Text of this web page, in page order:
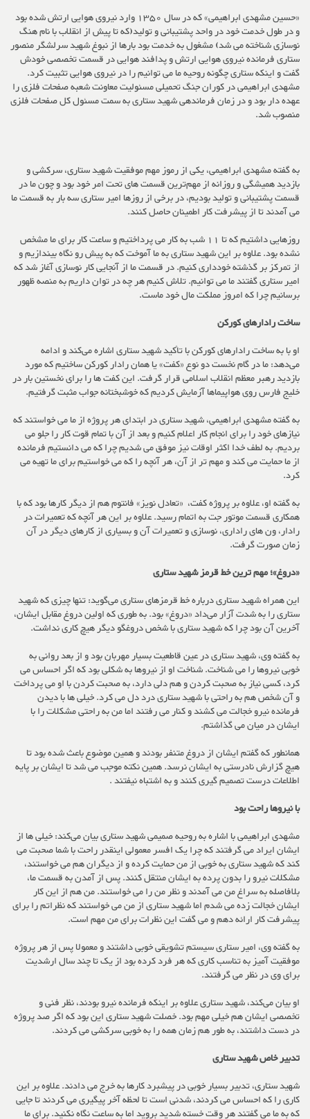
«حسین مشهدی ابراهیمی» که در سال 1350 وارد نیروی هوایی ارتش شده بود
و در طول خدمت خود در واحد پشتیبانی و تولید(که تا پیش از انقلاب با نام هنگ
نوسازی شناخته می شد) مشغول به خدمت بود بارها از نبوغ شهید سرلشگر منصور
ستاری فرمانده نیروی هوایی ارتش و پدافند هوایی در قسمت تخصصی خودش
گفت و اینکه ستاری چگونه روحیه ما می توانیم را در نیروی هوایی تثبیت کرد.
مشهدی ابراهیمی در کوران جنگ تحمیلی مسئولیت معاونت شعبه صفحات فلزی را
عهده دار بود و در زمان فرماندهی شهید ستاری به سمت مسئول کل صفحات فلزی
منصوب شد.
به گفته مشهدی ابراهیمی، یکی از رموز مهم موفقیت شهید ستاری، سرکشی و
بازدید همیشگی و روزانه از مهم‌ترین قسمت های تحت امر خود بود و چون ما در
قسمت پشتیبانی و تولید بودیم، در برخی از روزها امیر ستاری سه بار به قسمت ما
می آمدند تا از پیشرفت کار اطمینان حاصل کنند.
روزهایی داشتیم که تا 11 شب به کار می پرداختیم و ساعت کار برای ما مشخص
نشده بود. علاوه بر این شهید ستاری به ما آموخت که به پیش رو نگاه بیندازیم و
از تمرکز بر گذشته خودداری کنیم. در قسمت ما از آنجایی کار نوسازی آغاز شد که
امیر ستاری گفتند ما می توانیم. تلاش کنیم هر چه در توان داریم به منصه ظهور
برسانیم چرا که امروز مملکت مال خود ماست.
ساخت رادارهای کورکن
او با به ساخت رادارهای کورکن با تأکید شهید ستاری اشاره می‌کند و ادامه
می‌دهد: ما در گام نخست دو نوع «کفت» یا همان رادار کورکن ساختیم که مورد
بازدید رهبر معظم انقلاب اسلامی قرار گرفت. این کفت ها را برای نخستین بار در
خلیج فارس روی هواپیماها آزمایش کردیم که خوشبختانه جواب مثبت گرفتیم.
به گفته مشهدی ابراهیمی، شهید ستاری در ابتدای هر پروژه از ما می خواستند که
نیازهای خود را برای انجام کار اعلام کنیم و بعد از آن با تمام قوت کار را جلو می
بردیم. به لطف خدا اکثر اوقات نیز موفق می شدیم چرا که می دانستیم فرمانده
از ما حمایت می کند و مهم تر از آن، هر آنچه را که می خواستیم برای ما تهیه می
کرد.
به گفته او، علاوه بر پروژه کفت، «تعادل نویز» فانتوم هم از دیگر کارها بود که با
همکاری قسمت موتور جت به اتمام رسید. علاوه بر این هر آنچه که تعمیرات در
رادار، ون های راداری، نوسازی و تعمیرات آن و بسیاری از کارهای دیگر در آن
زمان صورت گرفت.
«دروغ»؛ مهم ترین خط قرمز شهید ستاری
این همراه شهید ستاری درباره خط قرمزهای ستاری می‌گوید: تنها چیزی که شهید
ستاری را به شدت آزار می‌داد «دروغ» بود. به طوری که اولین دروغ مقابل ایشان،
آخرین آن بود چرا که شهید ستاری با شخص دروغگو دیگر هیچ کاری نداشت.
به گفته وی، شهید ستاری در عین قاطعیت بسیار مهربان بود و از بعد روانی به
خوبی نیروها را می شناخت. شناخت او از نیروها به شکلی بود که اگر احساس می
کرد، کسی نیاز به صحبت کردن و هم دلی دارد، به صحبت کردن با او می پرداخت
و آن شخص هم به راحتی با شهید ستاری درد دل می کرد. خیلی ها با دیدن
فرمانده نیرو خجالت می کشند و کنار می رفتند اما من به راحتی مشکلات را با
ایشان در میان می گذاشتم.
همانطور که گفتم ایشان از دروغ متنفر بودند و همین موضوع باعث شده بود تا
هیچ گزارش نادرستی به ایشان نرسد. همین نکته موجب می شد تا ایشان بر پایه
اطلاعات درست تصمیم گیری کنند و به اشتباه نیفتند .
با نیروها راحت بود
مشهدی ابراهیمی با اشاره به روحیه صمیمی شهید ستاری بیان می‌کند: خیلی ها از
ایشان ایراد می گرفتند که چرا یک افسر معمولی اینقدر راحت با شما صحبت می
کند که شهید ستاری به خوبی از من حمایت کرده و از دیگران هم می خواستند،
مشکلات نیرو را بدون پرده به ایشان منتقل کنند. پس از آمدن به قسمت ما،
بلافاصله به سراغ من می آمدند و نظر من را می خواستند. من هم از این کار
ایشان خجالت زده می شدم اما شهید ستاری از من می خواستند که نظراتم را برای
پیشرفت کار ارائه دهم و می گفت این نظرات برای من مهم است.
به گفته وی، امیر ستاری سیستم تشویقی خوبی داشتند و معمولا پس از هر پروژه
موفقیت آمیز به تناسب کاری که هر فرد کرده بود از یک تا چند سال ارشدیت
برای وی در نظر می گرفتند.
او بیان می‌کند، شهید ستاری علاوه بر اینکه فرمانده نیرو بودند، نظر فنی و
تخصصی ایشان هم خیلی مهم بود. خصلت شهید ستاری این بود که اگر صد پروژه
در دست داشتند، به طور هم زمان همه را به خوبی سرکشی می کردند.
تدبیر خاص شهید ستاری
شهید ستاری، تدبیر بسیار خوبی در پیشبرد کارها به خرج می دادند. علاوه بر این
کاری را که احساس می کردند، شدنی است تا لحظه آخر پیگیری می کردند تا جایی
که به ما می گفتند هر وقت خسته شدید بروید اما به ساعت نگاه نکنید. برای ما